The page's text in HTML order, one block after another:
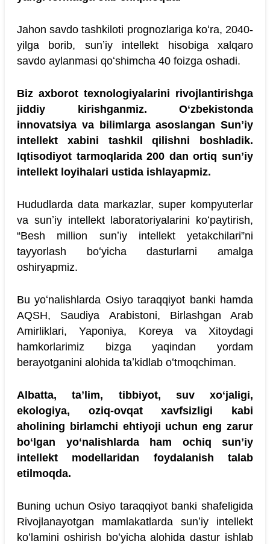
Jahon savdo tashkiloti prognozlariga koʻra, 2040-
yilga borib, sunʼiy intellekt hisobiga xalqaro
savdo aylanmasi qoʻshimcha 40 foizga oshadi.
Biz axborot texnologiyalarini rivojlantirishga
jiddiy kirishganmiz. Oʻzbekistonda
innovatsiya va bilimlarga asoslangan Sunʼiy
intellekt xabini tashkil qilishni boshladik.
Iqtisodiyot tarmoqlarida 200 dan ortiq sunʼiy
intellekt loyihalari ustida ishlayapmiz.
Hududlarda data markazlar, super kompyuterlar
va sunʼiy intellekt laboratoriyalarini koʻpaytirish,
“Besh million sunʼiy intellekt yetakchilari”ni
tayyorlash boʻyicha dasturlarni amalga
oshiryapmiz.
Bu yoʻnalishlarda Osiyo taraqqiyot banki hamda
AQSH, Saudiya Arabistoni, Birlashgan Arab
Amirliklari, Yaponiya, Koreya va Xitoydagi
hamkorlarimiz bizga yaqindan yordam
berayotganini alohida taʼkidlab oʻtmoqchiman.
Albatta, taʼlim, tibbiyot, suv xoʻjaligi,
ekologiya, oziq-ovqat xavfsizligi kabi
aholining birlamchi ehtiyoji uchun eng zarur
boʻlgan yoʻnalishlarda ham ochiq sunʼiy
intellekt modellaridan foydalanish talab
etilmoqda.
Buning uchun Osiyo taraqqiyot banki shafeligida
Rivojlanayotgan mamlakatlarda sunʼiy intellekt
koʻlamini oshirish boʻyicha alohida dastur ishlab